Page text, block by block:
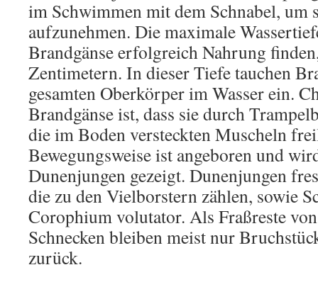
im Schwimmen mit dem Schnabel, um
aufzunehmen. Die maximale
Brandgänse erfolgreich Nahrung
Zentimetern. In dieser Tiefe tauchen
gesamten Oberkörper im Wasser ein.
Brandgänse ist, dass sie durch
die im Boden versteckten Muscheln
Bewegungsweise ist angeboren und
Dunenjungen gezeigt. Dunenjungen
die zu den Vielborstern zählen, sowie
Corophium volutator. Als Fraßreste
Schnecken bleiben meist nur
zurück.